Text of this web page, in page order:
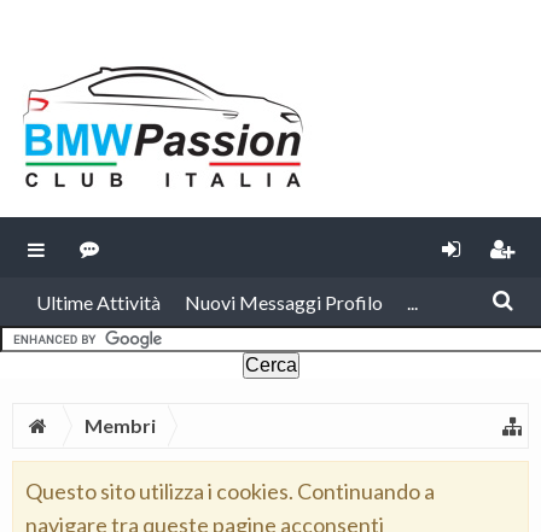
Ultime Attività Nuovi Messaggi Profilo ...
Membri
Questo sito utilizza i cookies. Continuando a
navigare tra queste pagine acconsenti